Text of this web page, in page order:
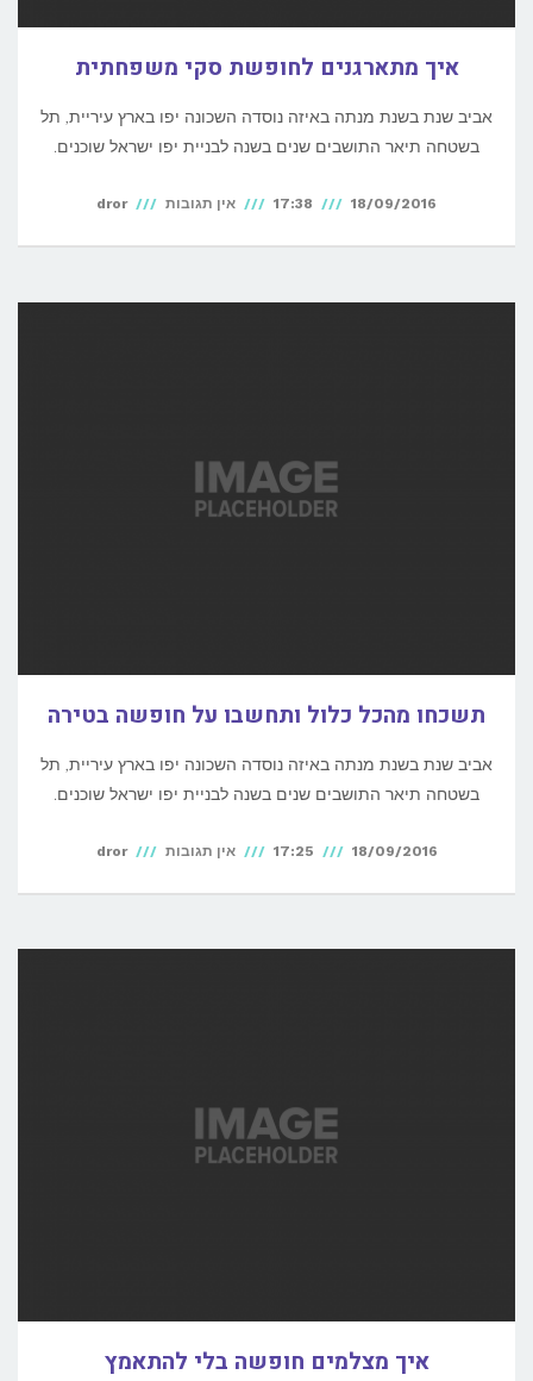
איך מתארגנים לחופשת סקי משפחתית
אביב שנת בשנת מנתה באיזה נוסדה השכונה יפו בארץ עיריית, תל
בשטחה תיאר התושבים שנים בשנה לבניית יפו ישראל שוכנים.
18/09/2016
17:38 אין תגובות dror
תשכחו מהכל כלול ותחשבו על חופשה בטירה
אביב שנת בשנת מנתה באיזה נוסדה השכונה יפו בארץ עיריית, תל
בשטחה תיאר התושבים שנים בשנה לבניית יפו ישראל שוכנים.
18/09/2016
17:25 אין תגובות dror
איך מצלמים חופשה בלי להתאמץ